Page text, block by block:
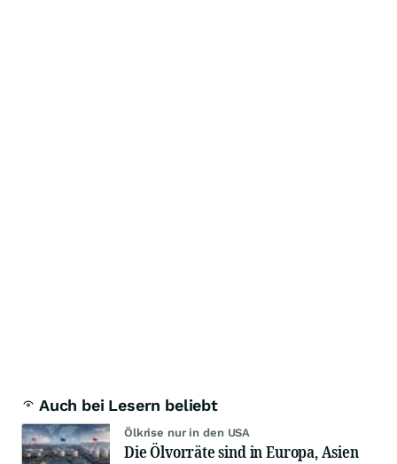
Auch bei Lesern beliebt
Ölkrise nur in den USA
Die Ölvorräte sind in Europa, Asien